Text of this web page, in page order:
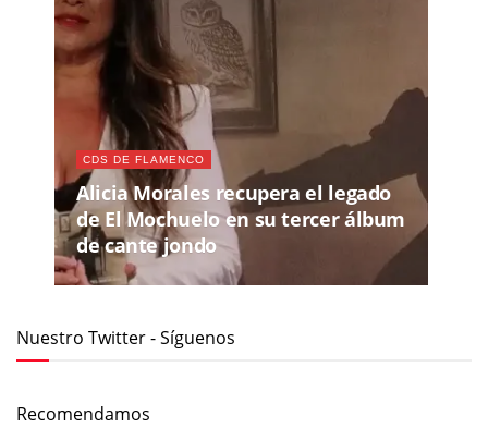
CDS DE FLAMENCO
Alicia Morales recupera el legado
de El Mochuelo en su tercer álbum
de cante jondo
Nuestro Twitter - Síguenos
Recomendamos